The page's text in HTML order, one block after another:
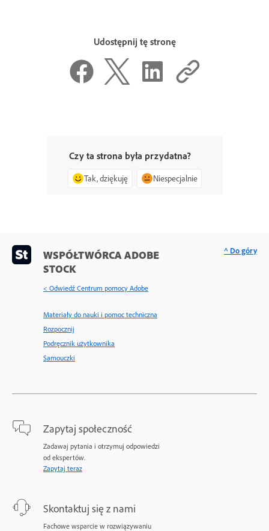
Udostępnij tę stronę
Czy ta strona była przydatna?
Tak, dziękuję Niespecjalnie
WSPÓŁTWÓRCA ADOBE
STOCK
< Odwiedź Centrum pomocy Adobe
Materiały do nauki i pomoc techniczna
Rozpocznij
Podręcznik użytkownika
Samouczki
Zapytaj społeczność
Zadawaj pytania i otrzymuj odpowiedzi
od ekspertów.
Zapytaj teraz
Skontaktuj się z nami
Fachowe wsparcie w rozwiązywaniu
^ Do góry